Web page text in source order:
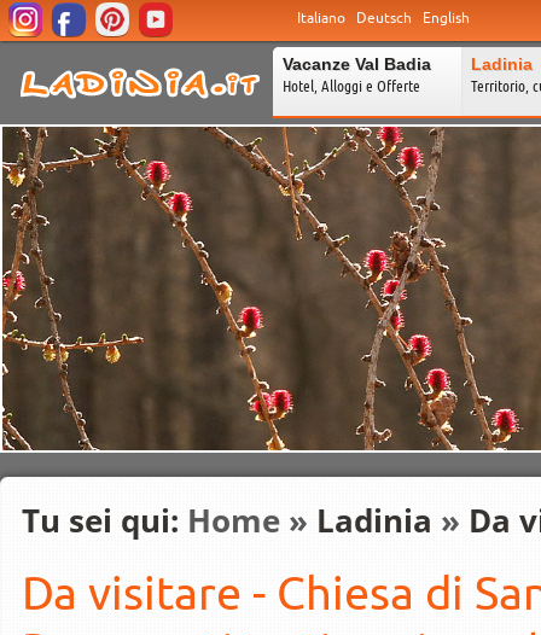
Italiano Deutsch English
Vacanze Val Badia
Hotel, Alloggi e Offerte
Ladinia
Territorio,
Tu sei qui: Home » Ladinia » Da
Da visitare - Chiesa di